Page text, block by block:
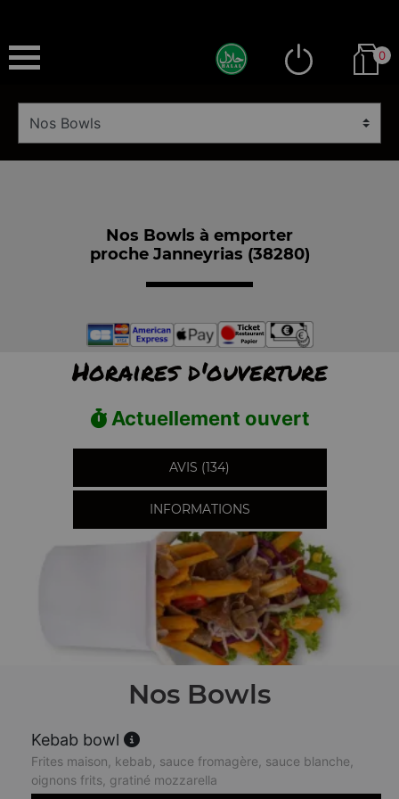
0
Nos Bowls à emporter
proche Janneyrias (38280)
Horaires d'ouverture
Actuellement ouvert
AVIS (134)
INFORMATIONS
Nos Bowls
Kebab bowl
Frites maison, kebab, sauce fromagère, sauce blanche,
oignons frits, gratiné mozzarella